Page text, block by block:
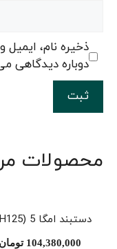
ذخیره نام، ایمیل
دوباره دیدگاهی
محصولات
دستبند امگا 5 (CH125)
104,380,000 تومان